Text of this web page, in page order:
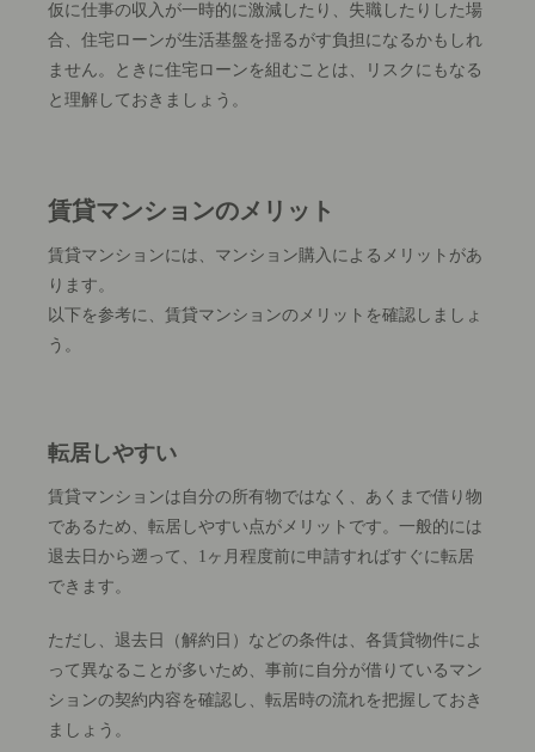
仮に仕事の収入が一時的に激減したり、失職したりした場
合、住宅ローンが生活基盤を揺るがす負担になるかもしれ
ません。ときに住宅ローンを組むことは、リスクにもなる
と理解しておきましょう。
賃貸マンションのメリット
賃貸マンションには、マンション購入によるメリットがあ
ります。
以下を参考に、賃貸マンションのメリットを確認しましょ
う。
転居しやすい
賃貸マンションは自分の所有物ではなく、あくまで借り物
であるため、転居しやすい点がメリットです。一般的には
退去日から遡って、1ヶ月程度前に申請すればすぐに転居
できます。
ただし、退去日（解約日）などの条件は、各賃貸物件によ
って異なることが多いため、事前に自分が借りているマン
ションの契約内容を確認し、転居時の流れを把握しておき
ましょう。